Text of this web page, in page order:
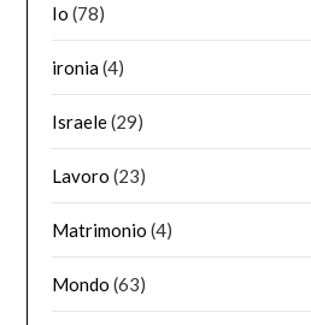
Io (78)
ironia(4)
Israele(29)
Lavoro (23)
Matrimonio (4)
Mondo (63)